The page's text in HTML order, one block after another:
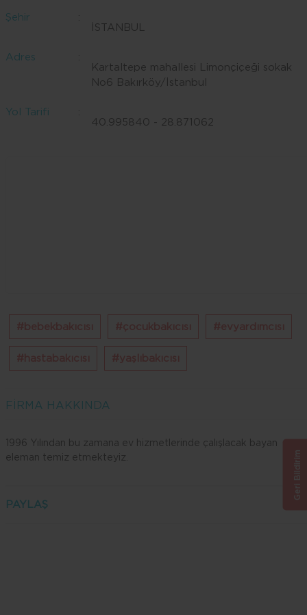
Şehir
:
İSTANBUL
Adres
:
Kartaltepe mahallesi Limonçiçeği sokak
No6 Bakırköy/İstanbul
Yol Tarifi
:
40.995840 - 28.871062
FİRMA HAKKINDA
1996 Yılından bu zamana ev hizmetlerinde çalışlacak bayan
eleman temiz etmekteyiz.
PAYLAŞ